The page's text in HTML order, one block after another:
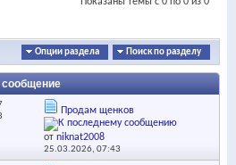
Опции раздела Поиск по разделу
Продам щенков
отniknat2008
25.03.2026,07:43